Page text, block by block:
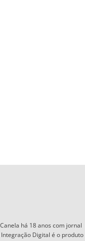
há 18 anos com jornal
Digital é o produto